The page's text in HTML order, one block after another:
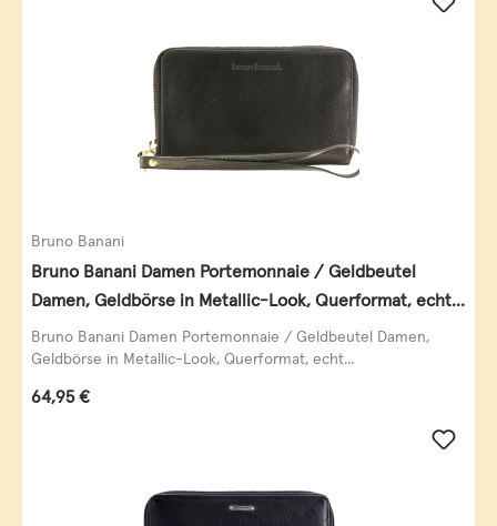
Bruno Banani
Bruno Banani Damen Portemonnaie / Geldbeutel
Damen, Geldbörse in Metallic-Look, Querformat, echt
Leder, schwarz-gold
Bruno Banani Damen Portemonnaie / Geldbeutel Damen,
Geldbörse in Metallic-Look, Querformat, echt...
Regulärer Preis:
64,95 €